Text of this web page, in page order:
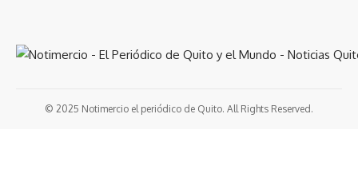
© 2025 Notimercio el periódico de Quito. All Rights Reserved.